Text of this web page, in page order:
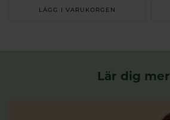
LÄGG I VARUKORGEN
Lär dig mer